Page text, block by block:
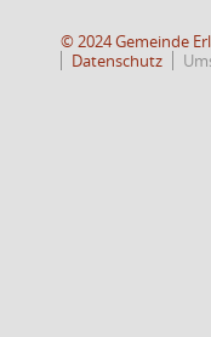
© 2024 Gemeinde
Datenschutz